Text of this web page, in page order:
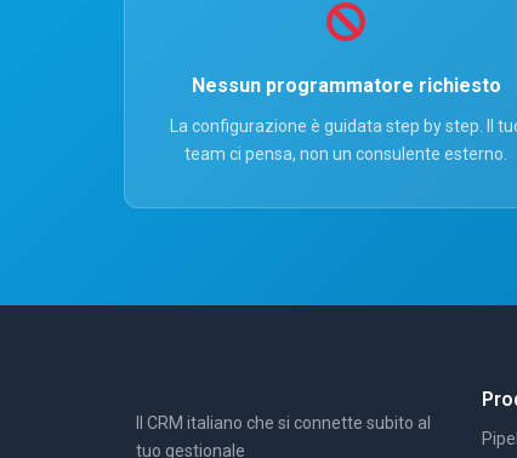
Nessun programmatore richiesto
La configurazione è guidata step by step. Il
team ci pensa, non un consulente esterno.
Il CRM italiano che si connette subito al
tuo gestionale